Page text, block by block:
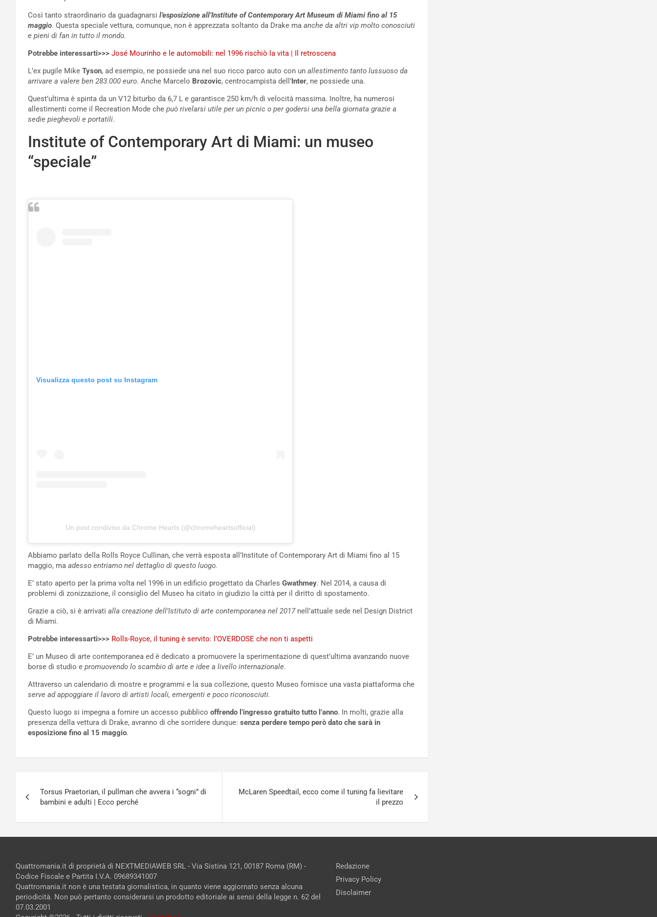
Così tanto straordinario da guadagnarsi l’esposizione all’Institute of Contemporary Art Museum di Miami fino al 15
maggio. Questa speciale vettura, comunque, non è apprezzata soltanto da Drake ma anche da altri vip molto conosciuti
e pieni di fan in tutto il mondo.
Potrebbe interessarti>>> José Mourinho e le automobili: nel 1996 rischiò la vita | Il retroscena
L’ex pugile Mike Tyson, ad esempio, ne possiede una nel suo ricco parco auto con un allestimento tanto lussuoso da
arrivare a valere ben 283.000 euro. Anche Marcelo Brozovic, centrocampista dell’Inter, ne possiede una.
Quest’ultima è spinta da un V12 biturbo da 6,7 L e garantisce 250 km/h di velocità massima. Inoltre, ha numerosi
allestimenti come il Recreation Mode che può rivelarsi utile per un picnic o per godersi una bella giornata grazie a
sedie pieghevoli e portatili.
Institute of Contemporary Art di Miami: un museo
“speciale”
Visualizza questo post su Instagram
Un post condiviso da Chrome Hearts (@chromeheartsofficial)
Abbiamo parlato della Rolls Royce Cullinan, che verrà esposta all’Institute of Contemporary Art di Miami fino al 15
maggio, ma adesso entriamo nel dettaglio di questo luogo.
E’ stato aperto per la prima volta nel 1996 in un edificio progettato da Charles Gwathmey. Nel 2014, a causa di
problemi di zonizzazione, il consiglio del Museo ha citato in giudizio la città per il diritto di spostamento.
Grazie a ciò, si è arrivati alla creazione dell’Istituto di arte contemporanea nel 2017nell’attuale sede nel Design District
di Miami.
Potrebbe interessarti>>> Rolls-Royce, il tuning è servito: l’OVERDOSE che non ti aspetti
E’ un Museo di arte contemporanea ed è dedicato a promuovere la sperimentazione di quest’ultima avanzando nuove
borse di studio e promuovendo lo scambio di arte e idee a livello internazionale.
Attraverso un calendario di mostre e programmi e la sua collezione, questo Museo fornisce una vasta piattaforma che
serve ad appoggiare il lavoro di artisti locali, emergenti e poco riconosciuti.
Questo luogo si impegna a fornire un accesso pubblico offrendo l’ingresso gratuito tutto l’anno. In molti, grazie alla
presenza della vettura di Drake, avranno di che sorridere dunque: senza perdere tempo però dato che sarà in
esposizione fino al 15 maggio.
articoli
Torsus Praetorian, il pullman che avvera i “sogni” di
bambini e adulti | Ecco perché
McLaren Speedtail, ecco come il tuning fa lievitare
il prezzo
Quattromania.it di proprietà di NEXTMEDIAWEB SRL - Via Sistina 121, 00187 Roma (RM) -
Codice Fiscale e Partita I.V.A. 09689341007
Quattromania.it non è una testata giornalistica, in quanto viene aggiornato senza alcuna
periodicità. Non può pertanto considerarsi un prodotto editoriale ai sensi della legge n. 62 del
07.03.2001
Redazione
Privacy Policy
Disclaimer